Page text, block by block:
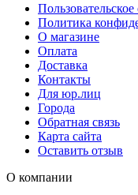
Политика
О магазине
Оплата
Доставка
Контакты
Для юр.лиц
Города
Обратная связь
Карта сайта
Оставить отзыв
О компании